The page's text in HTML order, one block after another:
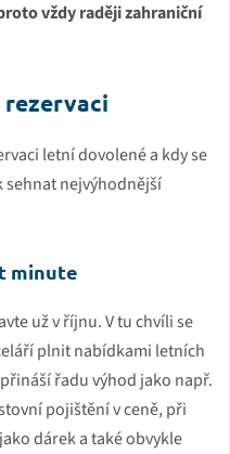
vždy raději zahraniční
rezervaci
letní dovolené a kdy se
sehnat nejvýhodnější
minute
už v říjnu. V tu chvíli se
plnit nabídkami letních
přináší řadu výhod jako např.
pojištění v ceně, při
dárek a také obvykle